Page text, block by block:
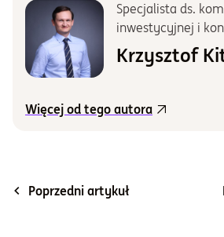
Specjalista ds.
inwestycyjnej i
Krzysztof
Więcej od tego autora
Poprzedni artykuł